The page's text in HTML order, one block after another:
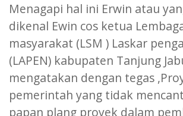
Menagapi hal ini Erwin atau
dikenal Ewin cos ketua
masyarakat (LSM ) Laskar
(LAPEN) kabupaten Tanjung
mengatakan dengan tegas
pemerintah yang tidak
papan plang proyek dalam